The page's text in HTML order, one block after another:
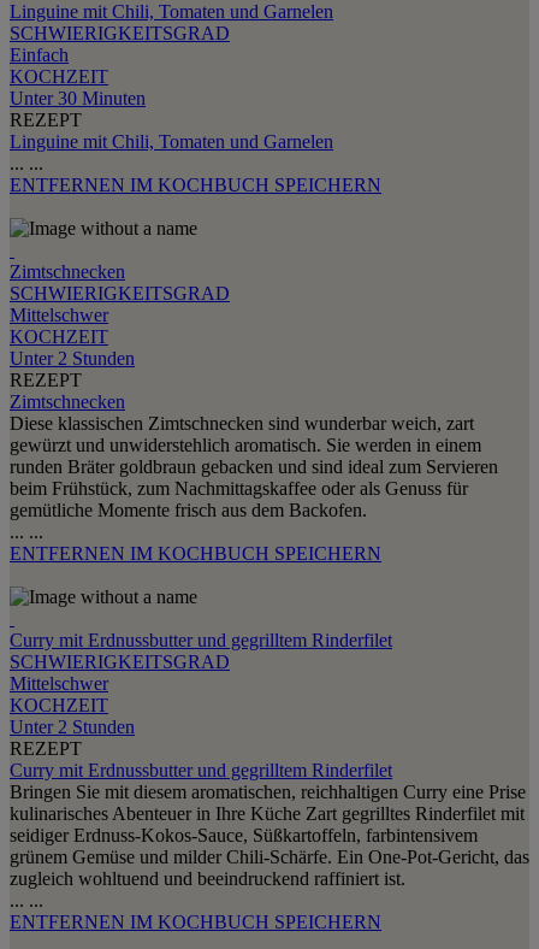
Linguine mit Chili, Tomaten und Garnelen
SCHWIERIGKEITSGRAD
Einfach
KOCHZEIT
Unter 30 Minuten
REZEPT
Linguine mit Chili, Tomaten und Garnelen
... ...
ENTFERNEN IM KOCHBUCH SPEICHERN
Zimtschnecken
SCHWIERIGKEITSGRAD
Mittelschwer
KOCHZEIT
Unter 2 Stunden
REZEPT
Zimtschnecken
Diese klassischen Zimtschnecken sind wunderbar weich, zart
gewürzt und unwiderstehlich aromatisch. Sie werden in einem
runden Bräter goldbraun gebacken und sind ideal zum Servieren
beim Frühstück, zum Nachmittagskaffee oder als Genuss für
gemütliche Momente frisch aus dem Backofen.
... ...
ENTFERNEN IM KOCHBUCH SPEICHERN
Curry mit Erdnussbutter und gegrilltem Rinderfilet
SCHWIERIGKEITSGRAD
Mittelschwer
KOCHZEIT
Unter 2 Stunden
REZEPT
Curry mit Erdnussbutter und gegrilltem Rinderfilet
Bringen Sie mit diesem aromatischen, reichhaltigen Curry eine Prise
kulinarisches Abenteuer in Ihre Küche Zart gegrilltes Rinderfilet mit
seidiger Erdnuss-Kokos-Sauce, Süßkartoffeln, farbintensivem
grünem Gemüse und milder Chili-Schärfe. Ein One-Pot-Gericht, das
zugleich wohltuend und beeindruckend raffiniert ist.
... ...
ENTFERNEN IM KOCHBUCH SPEICHERN